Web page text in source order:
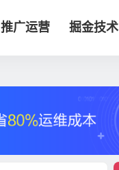
推广运营 掘金技术